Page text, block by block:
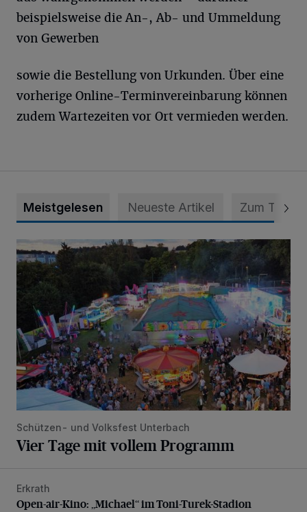
beispielsweise die An-, Ab- und Ummeldung
von Gewerben
sowie die Bestellung von Urkunden. Über eine
vorherige Online-Terminvereinbarung können
zudem Wartezeiten vor Ort vermieden werden.
Meistgelesen Neueste Artikel Zum Thema
Vier Tage mit vollem Programm
Schützen- und Volksfest Unterbach
Vier Tage mit vollem Programm
Open-air-Kino: „Michael“ im Toni-Turek-Stadion
Erkrath
Open-air-Kino: „Michael“ im Toni-Turek-Stadion